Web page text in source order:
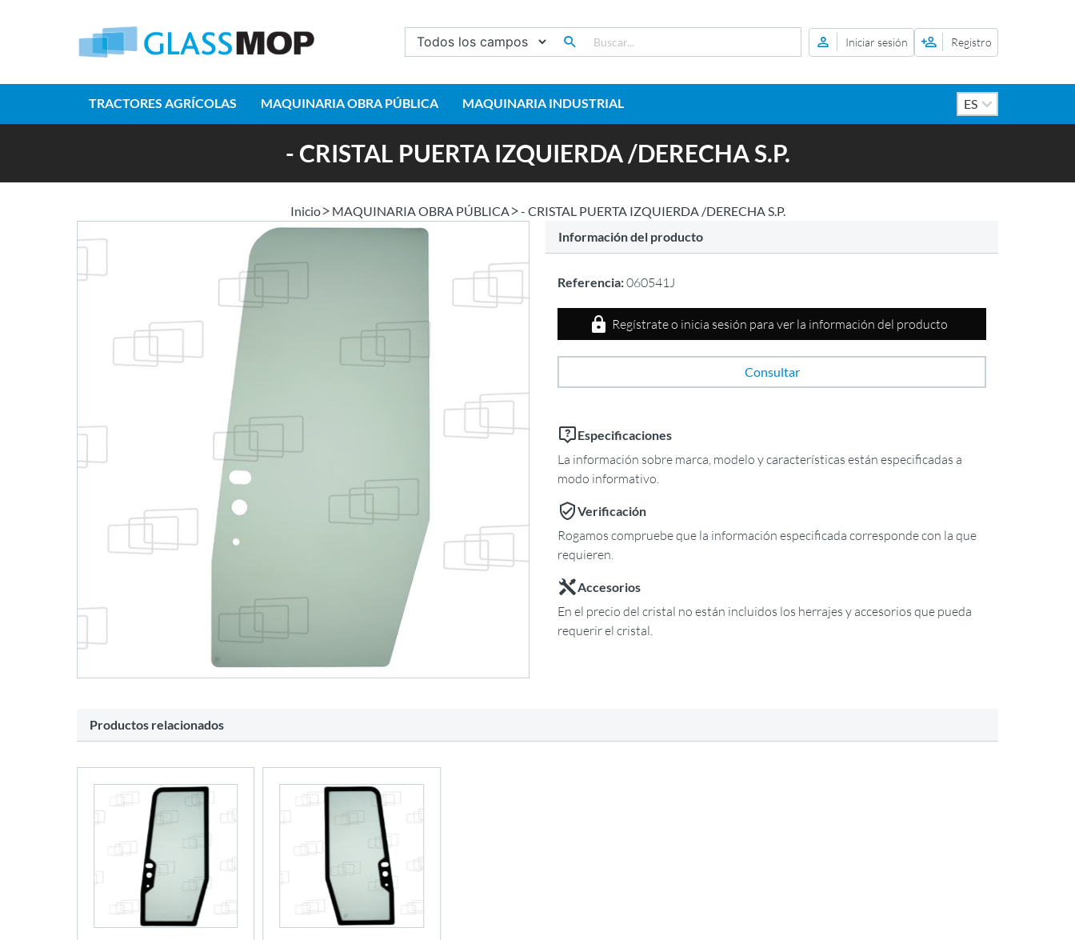
Iniciar sesión Registro
TRACTORES AGRÍCOLAS MAQUINARIA OBRA PÚBLICA MAQUINARIA INDUSTRIAL
- CRISTAL PUERTA IZQUIERDA /DERECHA S.P.
Inicio MAQUINARIA OBRA PÚBLICA
- CRISTAL PUERTA IZQUIERDA /DERECHA S.P.
Información del producto
Referencia:060541J
Regístrate o inicia sesión para ver la información del producto
Consultar
Especificaciones
La información sobre marca, modelo y características están especificadas a
modo informativo.
Verificación
Rogamos compruebe que la información especificada corresponde con la que
requieren.
Accesorios
En el precio del cristal no están incluidos los herrajes y accesorios que pueda
requerir el cristal.
Productos relacionados